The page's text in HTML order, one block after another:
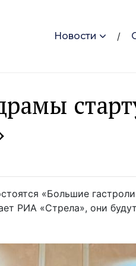
Новости
«Большие
РИА «Стрела», они